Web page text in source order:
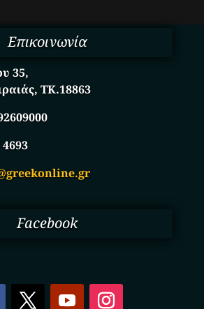
Επικοινωνία
35,
ΤΚ.18863
Facebook